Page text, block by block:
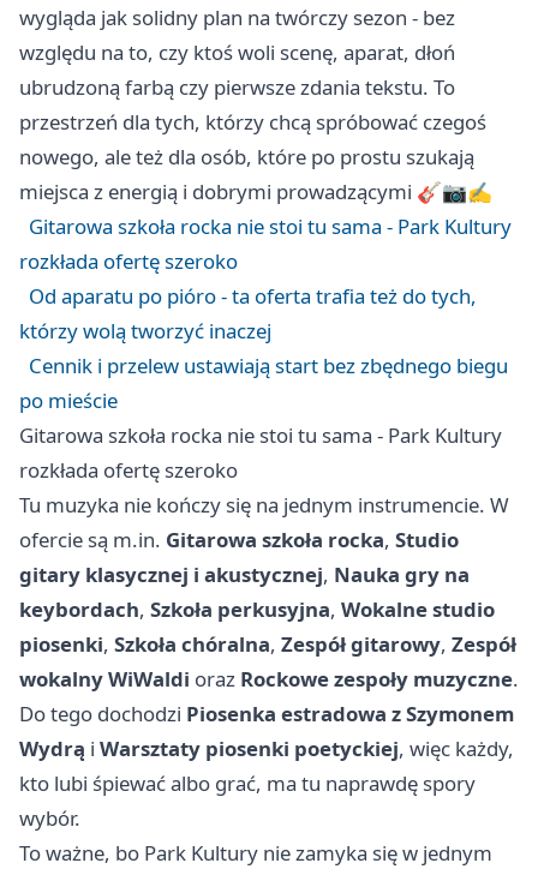
wygląda jak solidny plan na twórczy sezon - bez
względu na to, czy ktoś woli scenę, aparat, dłoń
ubrudzoną farbą czy pierwsze zdania tekstu. To
przestrzeń dla tych, którzy chcą spróbować czegoś
nowego, ale też dla osób, które po prostu szukają
miejsca z energią i dobrymi prowadzącymi 🎸📷✍️
Gitarowa szkoła rocka nie stoi tu sama - Park Kultury
rozkłada ofertę szeroko
Od aparatu po pióro - ta oferta trafia też do tych,
którzy wolą tworzyć inaczej
Cennik i przelew ustawiają start bez zbędnego biegu
po mieście
Gitarowa szkoła rocka nie stoi tu sama - Park Kultury
rozkłada ofertę szeroko
Tu muzyka nie kończy się na jednym instrumencie. W
ofercie są m.in. Gitarowa szkoła rocka, Studio
gitary klasycznej i akustycznej, Nauka gry na
keybordach, Szkoła perkusyjna, Wokalne studio
piosenki, Szkoła chóralna, Zespół gitarowy, Zespół
wokalny WiWaldi oraz Rockowe zespoły muzyczne.
Do tego dochodzi Piosenka estradowa z Szymonem
Wydrą i Warsztaty piosenki poetyckiej, więc każdy,
kto lubi śpiewać albo grać, ma tu naprawdę spory
wybór.
To ważne, bo Park Kultury nie zamyka się w jednym